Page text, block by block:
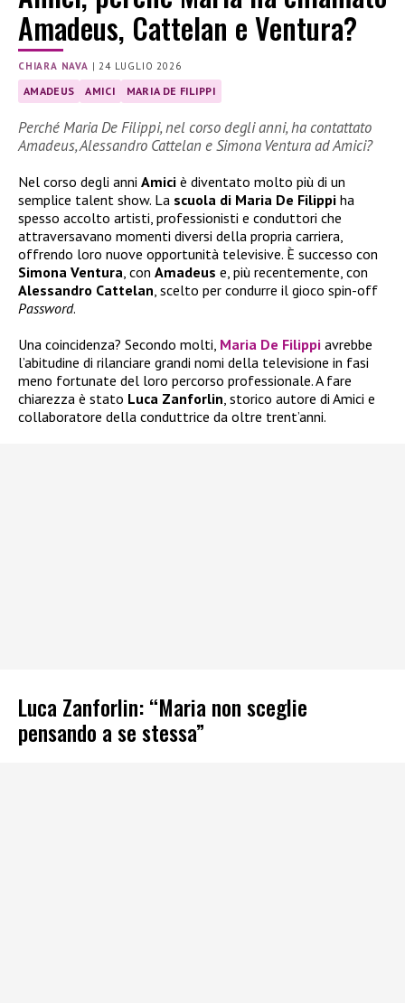
Amadeus, Cattelan e Ventura?
CHIARA NAVA |24 LUGLIO 2026
AMADEUS AMICI MARIA DE FILIPPI
Perché Maria De Filippi, nel corso degli anni, ha contattato
Amadeus, Alessandro Cattelan e Simona Ventura ad Amici?
Nel corso degli anni Amici è diventato molto più di un
semplice talent show. La scuola di Maria De Filippi ha
spesso accolto artisti, professionisti e conduttori che
attraversavano momenti diversi della propria carriera,
offrendo loro nuove opportunità televisive. È successo con
Simona Ventura, con Amadeus e, più recentemente, con
Alessandro Cattelan, scelto per condurre il gioco spin-off
Password.
Una coincidenza? Secondo molti, Maria De Filippi avrebbe
l’abitudine di rilanciare grandi nomi della televisione in fasi
meno fortunate del loro percorso professionale. A fare
chiarezza è stato Luca Zanforlin, storico autore di Amici e
collaboratore della conduttrice da oltre trent’anni.
Luca Zanforlin: “Maria non sceglie
pensando a se stessa”